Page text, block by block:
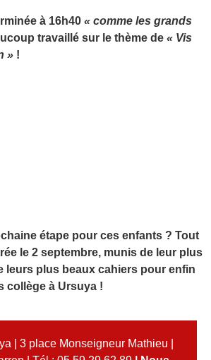
à 16h40 « comme les grands
travaillé sur le thème de « Vis
» !
étape pour ces enfants ? Tout
le 2 septembre, munis de leur plus
leurs plus beaux cahiers pour enfin
collège à Ursuya !
| 3 place Monseigneur Mathieu |